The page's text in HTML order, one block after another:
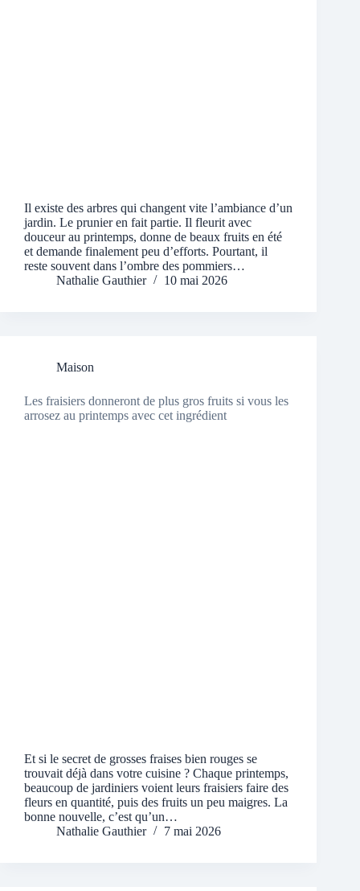
Il existe des arbres qui changent vite l’ambiance d’un
jardin. Le prunier en fait partie. Il fleurit avec
douceur au printemps, donne de beaux fruits en été
et demande finalement peu d’efforts. Pourtant, il
reste souvent dans l’ombre des pommiers…
Nathalie Gauthier
10 mai 2026
Maison
Les fraisiers donneront de plus gros fruits si vous les
arrosez au printemps avec cet ingrédient
Et si le secret de grosses fraises bien rouges se
trouvait déjà dans votre cuisine ? Chaque printemps,
beaucoup de jardiniers voient leurs fraisiers faire des
fleurs en quantité, puis des fruits un peu maigres. La
bonne nouvelle, c’est qu’un…
Nathalie Gauthier
7 mai 2026